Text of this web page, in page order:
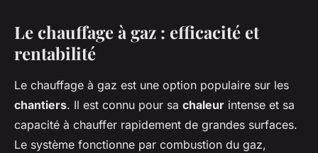
Le chauffage à gaz : efficacité et
rentabilité
Le chauffage à gaz est une option populaire sur les
chantiers. Il est connu pour sa chaleur intense et sa
capacité à chauffer rapidement de grandes surfaces.
Le système fonctionne par combustion du gaz,